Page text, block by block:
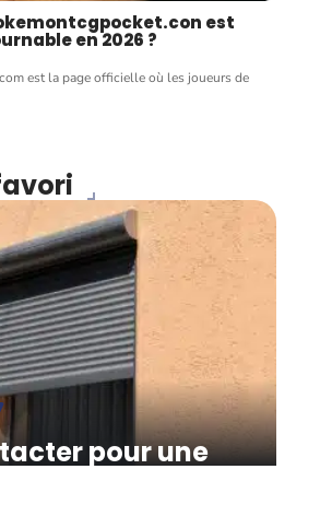
est
en 2026 ?
est la page officielle où les joueurs de
pour une